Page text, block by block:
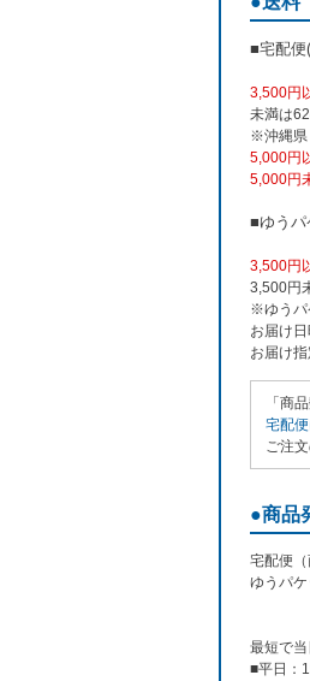
■宅配便
3,500円
未満は
※沖縄県
5,000円
5,000円
■ゆうパ
3,500円
3,500円
※ゆうパ
お届け
お届け
「商
宅配
ご注
●商品
宅配便（
ゆうパケ
最短で当
■平日：